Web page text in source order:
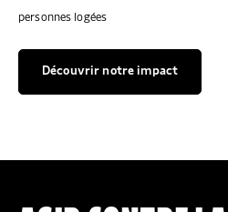
personnes logées
Découvrir notre impact